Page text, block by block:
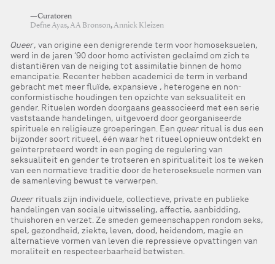
—Curatoren
Defne Ayas,AA Bronson,Annick Kleizen
Queer, van origine een denigrerende term voor homoseksuelen,
werd in de jaren ‘90 door homo activisten geclaimd om zich te
distantiëren van de neiging tot assimilatie binnen de homo
emancipatie. Recenter hebben academici de term in verband
gebracht met meer fluïde, expansieve , heterogene en non-
conformistische houdingen ten opzichte van seksualiteit en
gender. Rituelen worden doorgaans geassocieerd met een serie
vaststaande handelingen, uitgevoerd door georganiseerde
spirituele en religieuze groeperingen. Een queer ritual is dus een
bijzonder soort ritueel, één waar het ritueel opnieuw ontdekt en
geïnterpreteerd wordt in een poging de regulering van
seksualiteit en gender te trotseren en spiritualiteit los te weken
van een normatieve traditie door de heteroseksuele normen van
de samenleving bewust te verwerpen.
Queer rituals zijn individuele, collectieve, private en publieke
handelingen van sociale uitwisseling, affectie, aanbidding,
thuishoren en verzet. Ze smeden gemeenschappen rondom seks,
spel, gezondheid, ziekte, leven, dood, heidendom, magie en
alternatieve vormen van leven die repressieve opvattingen van
moraliteit en respecteerbaarheid betwisten.